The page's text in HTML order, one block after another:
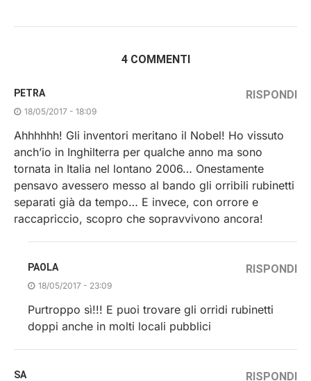
4 COMMENTI
PETRA
18/05/2017 - 18:09
Ahhhhhh! Gli inventori meritano il Nobel! Ho vissuto
anch’io in Inghilterra per qualche anno ma sono
tornata in Italia nel lontano 2006… Onestamente
pensavo avessero messo al bando gli orribili rubinetti
separati già da tempo… E invece, con orrore e
raccapriccio, scopro che sopravvivono ancora!
RISPONDI
PAOLA
18/05/2017 - 23:09
Purtroppo sì!!! E puoi trovare gli orridi rubinetti
doppi anche in molti locali pubblici
RISPONDI
SA RISPONDI